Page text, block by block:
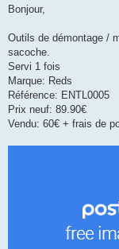
s
g
Bonjour,
Outils de démontage /
sacoche.
Servi 1 fois
Marque: Reds
Référence: ENTL0005
Prix neuf: 89.90€
Vendu: 60€ + frais de